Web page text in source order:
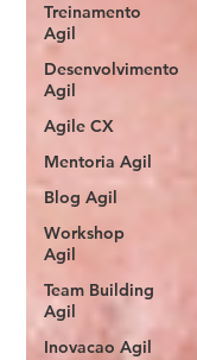
Treinamento
Agil
Desenvolvimento
Agil
Agile CX
Mentoria Agil
Blog Agil
Workshop
Agil
Team Building
Agil
Inovacao Agil